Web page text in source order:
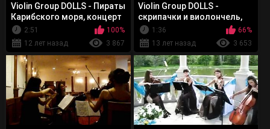
Violin Group DOLLS - Пираты
Карибского моря, концерт
в г.Орел, шоу-программа
2:51
100%
12 лет назад
3 867
Violin Group DOLLS -
скрипачки и виолончель,
Шторм
1:36
66%
13 лет назад
3 653